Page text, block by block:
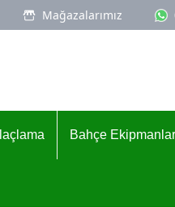
Mağazalarımız
İlaçlama Bahçe